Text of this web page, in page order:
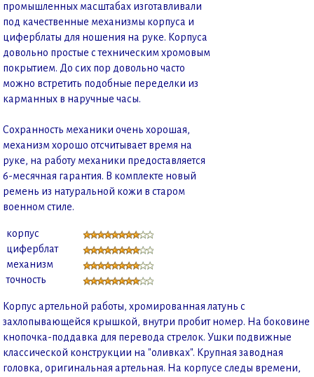
промышленных масштабах изготавливали
под качественные механизмы корпуса и
циферблаты для ношения на руке. Корпуса
довольно простые с техническим хромовым
покрытием. До сих пор довольно часто
можно встретить подобные переделки из
карманных в наручные часы.
Сохранность механики очень хорошая,
механизм хорошо отсчитывает время на
руке, на работу механики предоставляется
6-месячная гарантия. В комплекте новый
ремень из натуральной кожи в старом
военном стиле.
корпус
циферблат
механизм
точность
Корпус артельной работы, хромированная латунь с
захлопывающейся крышкой, внутри пробит номер. На боковине
кнопочка-поддавка для перевода стрелок. Ушки подвижные
классической конструкции на "оливках". Крупная заводная
головка, оригинальная артельная. На корпусе следы времени,